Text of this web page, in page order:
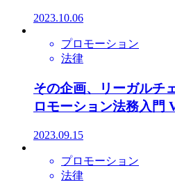
2023.10.06
プロモーション
法律
その企画、リーガル
ロモーション法務入
2023.09.15
プロモーション
法律